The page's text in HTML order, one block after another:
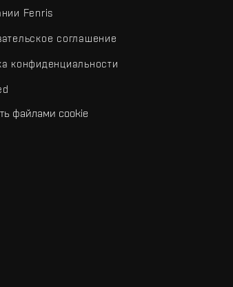
Fenris
соглашение
конфиденциальности
файлами cookie